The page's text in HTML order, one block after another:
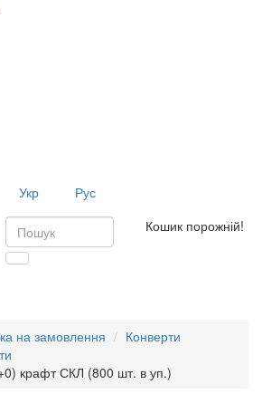
Укр
Рус
Кошик порожній!
на замовлення
Конверти
крафт СКЛ (800 шт. в уп.)